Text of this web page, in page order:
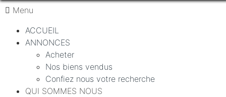
Menu
ACCUEIL
ANNONCES
Acheter
Nos biens vendus
Confiez nous votre recherche
QUI SOMMES NOUS